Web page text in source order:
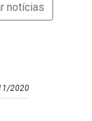
2020